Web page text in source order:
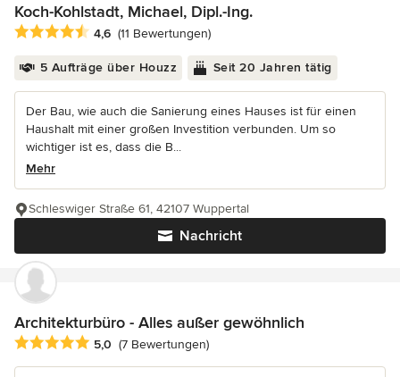
Koch-Kohlstadt, Michael, Dipl.-Ing.
Durchschnittliche Bewertung: 4.6 von 5 Sternen
4,6 (11 Bewertungen)
5 Aufträge über Houzz Seit 20 Jahren tätig
Der Bau, wie auch die Sanierung eines Hauses ist für einen
Haushalt mit einer großen Investition verbunden. Um so
wichtiger ist es, dass die B...
Mehr
Nachricht
Schleswiger Straße 61, 42107 Wuppertal
Architekturbüro - Alles außer gewöhnlich
Durchschnittliche Bewertung: 5 von 5 Sternen
5,0 (7 Bewertungen)